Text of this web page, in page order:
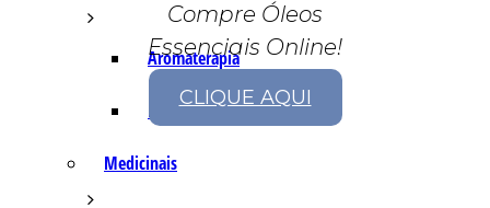
Aromaterapia
Fórmulas Caseiras
Medicinais
Compre Óleos
Essenciais Online!
CLIQUE AQUI